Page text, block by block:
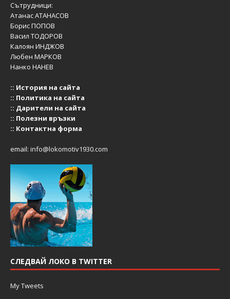
Сътрудници:
Атанас АТАНАСОВ
Борис ПОПОВ
Васил ТОДОРОВ
Калоян ИНДЖОВ
Любен МАРКОВ
Нанко НАНЕВ
:: История на сайта
:: Политика на сайта
:: Дарители на сайта
:: Полезни връзки
:: Контактна форма
email: info@lokomotiv1930.com
СЛЕДВАЙ ЛОКО В TWITTER
My Tweets